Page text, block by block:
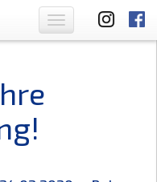
Toggle
navigation